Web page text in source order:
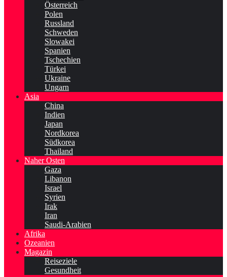
Österreich
Polen
Russland
Schweden
Slowakei
Spanien
Tschechien
Türkei
Ukraine
Ungarn
Asia
China
Indien
Japan
Nordkorea
Südkorea
Thailand
Naher Osten
Gaza
Libanon
Israel
Syrien
Irak
Iran
Saudi-Arabien
Afrika
Ozeanien
Magazin
Reiseziele
Gesundheit